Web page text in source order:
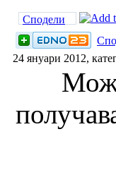
Сподели
24 януари 2012,